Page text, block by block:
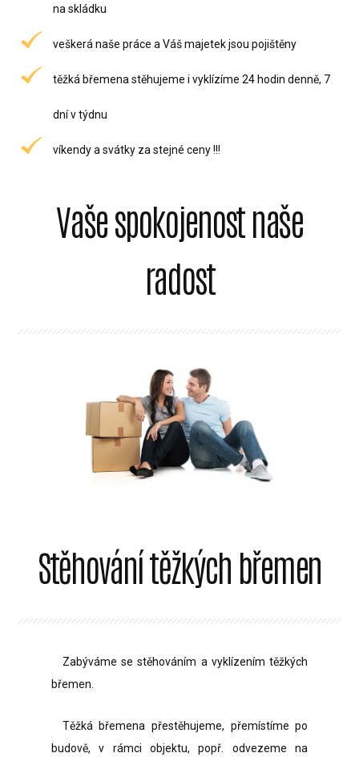
Stěhování těžkých břemen
Zabýváme se stěhováním a vyklízením těžkých
břemen.
Těžká břemena přestěhujeme, přemístíme po
budově, v rámci objektu, popř. odvezeme na
na skládku
veškerá naše práce a Váš majetek jsou pojištěny
těžká břemena stěhujeme i vyklízíme 24 hodin denně, 7
dní v týdnu
víkendy a svátky za stejné ceny !!!
Vaše spokojenost naše
radost